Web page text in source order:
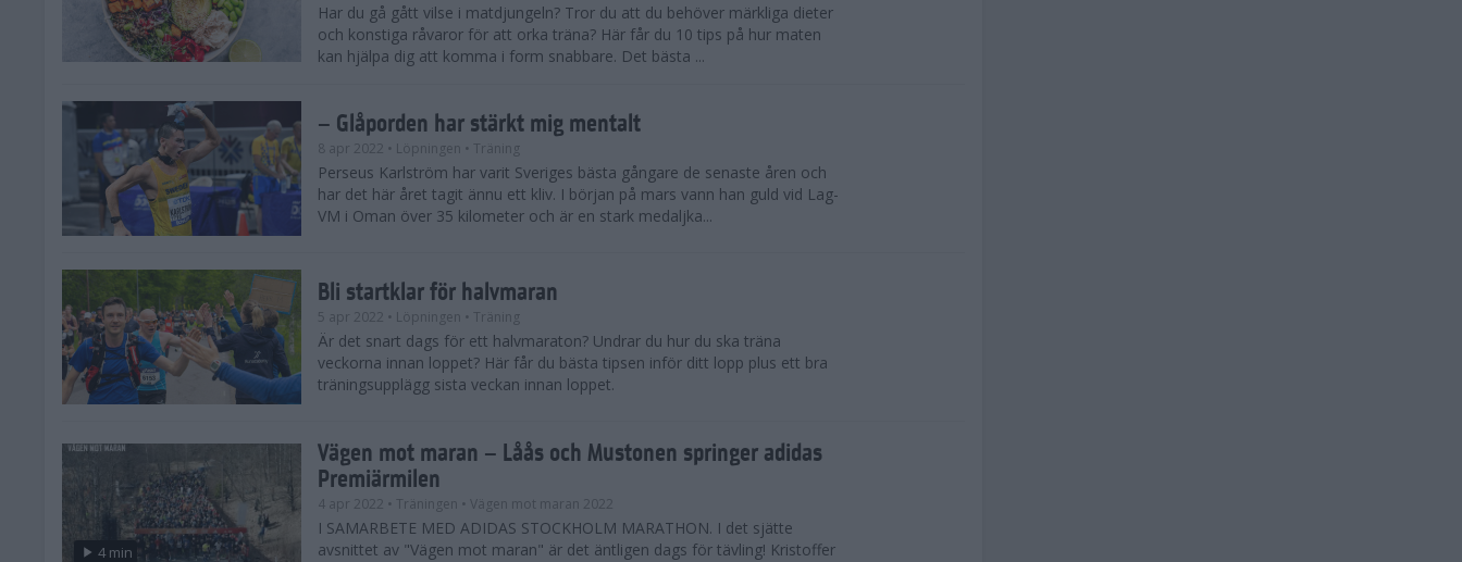
Har du gå gått vilse i matdjungeln? Tror du att du behöver märkliga dieter
och konstiga råvaror för att orka träna? Här får du 10 tips på hur maten
kan hjälpa dig att komma i form snabbare. Det bästa ...
– Glåporden har stärkt mig mentalt
8 apr 2022 • Löpningen • Träning
Perseus Karlström har varit Sveriges bästa gångare de senaste åren och
har det här året tagit ännu ett kliv. I början på mars vann han guld vid Lag-
VM i Oman över 35 kilometer och är en stark medaljka...
Bli startklar för halvmaran
5 apr 2022 • Löpningen • Träning
Är det snart dags för ett halvmaraton? Undrar du hur du ska träna
veckorna innan loppet? Här får du bästa tipsen inför ditt lopp plus ett bra
träningsupplägg sista veckan innan loppet.
4 min
Vägen mot maran – Låås och Mustonen springer adidas
Premiärmilen
4 apr 2022 • Träningen • Vägen mot maran 2022
I SAMARBETE MED ADIDAS STOCKHOLM MARATHON. I det sjätte
avsnittet av "Vägen mot maran" är det äntligen dags för tävling! Kristoffer